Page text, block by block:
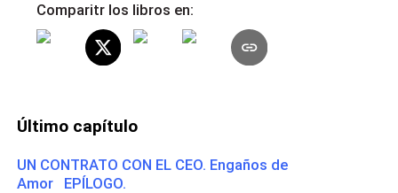
Comparitr los libros en:
Último capítulo
UN CONTRATO CON EL CEO. Engaños de
Amor EPÍLOGO.